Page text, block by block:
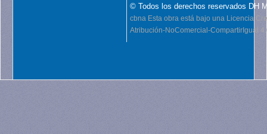
© Todos los derechos reservados DH
cbna Esta obra está bajo una Licencia
Atribución-NoComercial-CompartirIgual